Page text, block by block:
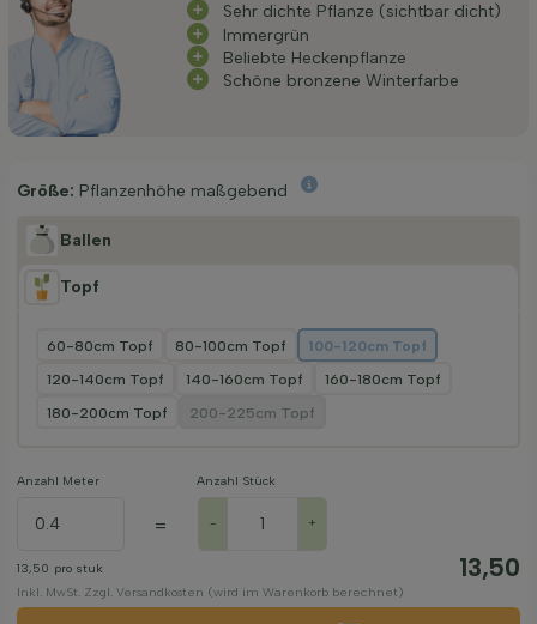
Sehr dichte Pflanze (sichtbar dicht)
Immergrün
Beliebte Heckenpflanze
Schöne bronzene Winterfarbe
Größe: Pflanzenhöhe maßgebend
Ballen
Topf
60-80cm Topf 80-100cm Topf
100-120cm Topf
120-140cm Topf
140-160cm Topf
160-180cm Topf
180-200cm Topf
200-225cm Topf
Anzahl Meter
=
Anzahl Stück
- +
13,50 pro stuk 13,50
Inkl. MwSt. Zzgl. Versandkosten (wird im Warenkorb berechnet)